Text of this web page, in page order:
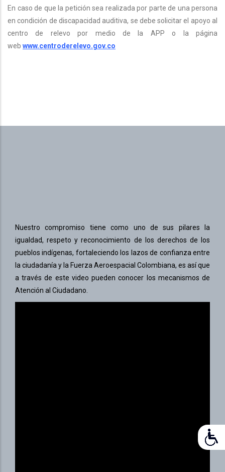
En caso de que la petición sea realizada por parte de una persona
en condición de discapacidad auditiva, se debe solicitar el apoyo al
centro de relevo por medio de la APP o la página
web www.centroderelevo.gov.co
Nuestro compromiso tiene como uno de sus pilares la
igualdad, respeto y reconocimiento de los derechos de los
pueblos indígenas, fortaleciendo los lazos de confianza entre
la ciudadanía y la Fuerza Aeroespacial Colombiana, es así que
a través de este video pueden conocer los mecanismos de
Atención al Ciudadano.